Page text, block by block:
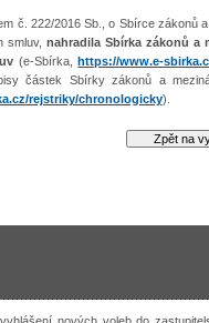
č. 222/2016 Sb., o Sbírce zákonů
smluv, nahradila Sbírka zákonů a
(e-Sbírka,https://www.e-
částek Sbírky zákonů a
rejstriky/chronologicky).